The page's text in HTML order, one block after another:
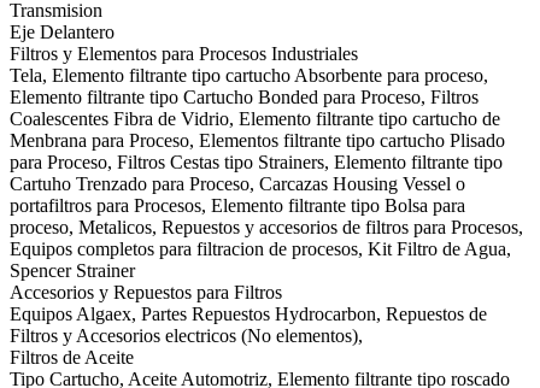
Transmision
Eje Delantero
Filtros y Elementos para Procesos Industriales
Tela, Elemento filtrante tipo cartucho Absorbente para proceso,
Elemento filtrante tipo Cartucho Bonded para Proceso, Filtros
Coalescentes Fibra de Vidrio, Elemento filtrante tipo cartucho de
Menbrana para Proceso, Elementos filtrante tipo cartucho Plisado
para Proceso, Filtros Cestas tipo Strainers, Elemento filtrante tipo
Cartuho Trenzado para Proceso, Carcazas Housing Vessel o
portafiltros para Procesos, Elemento filtrante tipo Bolsa para
proceso, Metalicos, Repuestos y accesorios de filtros para Procesos,
Equipos completos para filtracion de procesos, Kit Filtro de Agua,
Spencer Strainer
Accesorios y Repuestos para Filtros
Equipos Algaex, Partes Repuestos Hydrocarbon, Repuestos de
Filtros y Accesorios electricos (No elementos),
Filtros de Aceite
Tipo Cartucho, Aceite Automotriz, Elemento filtrante tipo roscado